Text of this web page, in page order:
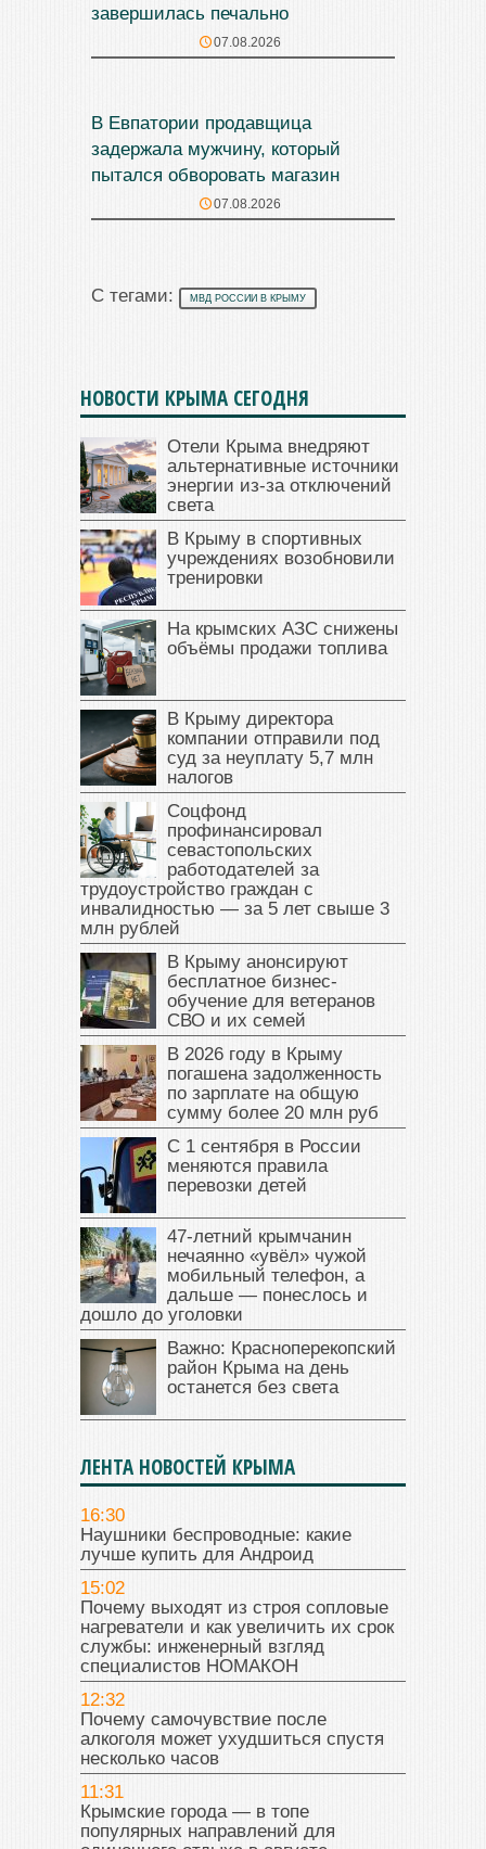
завершилась печально
07.08.2026
В Евпатории продавщица
задержала мужчину, который
пытался обворовать магазин
07.08.2026
С тегами: МВД РОССИИ В КРЫМУ
НОВОСТИ КРЫМА СЕГОДНЯ
Отели Крыма внедряют
альтернативные источники
энергии из-за отключений
света
В Крыму в спортивных
учреждениях возобновили
тренировки
На крымских АЗС снижены
объёмы продажи топлива
В Крыму директора
компании отправили под
суд за неуплату 5,7 млн
налогов
Соцфонд
профинансировал
севастопольских
работодателей за
трудоустройство граждан с
инвалидностью — за 5 лет свыше 3
млн рублей
В Крыму анонсируют
бесплатное бизнес-
обучение для ветеранов
СВО и их семей
В 2026 году в Крыму
погашена задолженность
по зарплате на общую
сумму более 20 млн руб
С 1 сентября в России
меняются правила
перевозки детей
47‑летний крымчанин
нечаянно «увёл» чужой
мобильный телефон, а
дальше — понеслось и
дошло до уголовки
Важно: Красноперекопский
район Крыма на день
останется без света
ЛЕНТА НОВОСТЕЙ КРЫМА
16:30
Наушники беспроводные: какие
лучше купить для Андроид
15:02
Почему выходят из строя сопловые
нагреватели и как увеличить их срок
службы: инженерный взгляд
специалистов НОМАКОН
12:32
Почему самочувствие после
алкоголя может ухудшиться спустя
несколько часов
11:31
Крымские города — в топе
популярных направлений для